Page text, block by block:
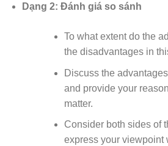
Dạng 2: Đánh giá so sánh
To what extent do the
the disadvantages in
Discuss the
and provide your
matter.
Consider both sides of
express your viewpoint